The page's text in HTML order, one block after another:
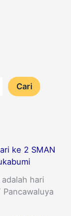
Cari
ke 2 SMAN
hari